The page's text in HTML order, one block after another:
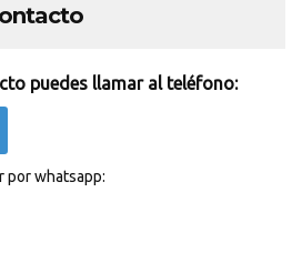
puedes llamar al teléfono:
por whatsapp: